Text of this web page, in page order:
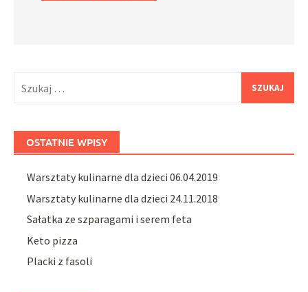
OSTATNIE WPISY
Warsztaty kulinarne dla dzieci 06.04.2019
Warsztaty kulinarne dla dzieci 24.11.2018
Sałatka ze szparagami i serem feta
Keto pizza
Placki z fasoli